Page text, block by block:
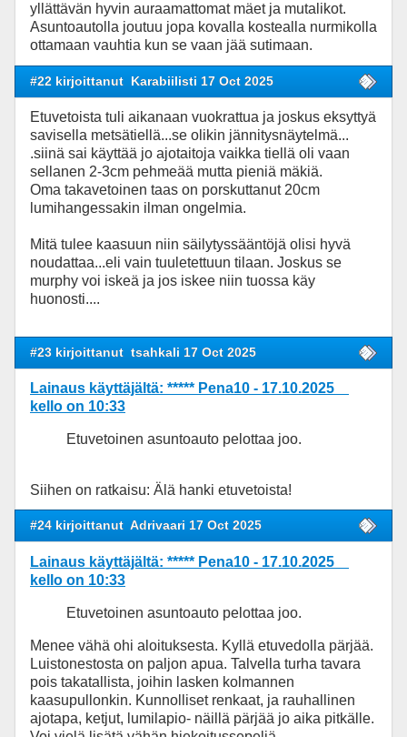
yllättävän hyvin auraamattomat mäet ja mutalikot.
Asuntoautolla joutuu jopa kovalla kostealla nurmikolla
ottamaan vauhtia kun se vaan jää sutimaan.
#22 kirjoittanut Karabiilisti 17 Oct 2025
Etuvetoista tuli aikanaan vuokrattua ja joskus eksyttyä
savisella metsätiellä...se olikin jännitysnäytelmä...
.siinä sai käyttää jo ajotaitoja vaikka tiellä oli vaan
sellanen 2-3cm pehmeää mutta pieniä mäkiä.
Oma takavetoinen taas on porskuttanut 20cm
lumihangessakin ilman ongelmia.
Mitä tulee kaasuun niin säilytyssääntöjä olisi hyvä
noudattaa...eli vain tuuletettuun tilaan. Joskus se
murphy voi iskeä ja jos iskee niin tuossa käy
huonosti....
#23 kirjoittanut tsahkali 17 Oct 2025
Lainaus käyttäjältä: ***** Pena10 - 17.10.2025
kello on 10:33
Etuvetoinen asuntoauto pelottaa joo.
Siihen on ratkaisu: Älä hanki etuvetoista!
#24 kirjoittanut Adrivaari 17 Oct 2025
Lainaus käyttäjältä: ***** Pena10 - 17.10.2025
kello on 10:33
Etuvetoinen asuntoauto pelottaa joo.
Menee vähä ohi aloituksesta. Kyllä etuvedolla pärjää.
Luistonestosta on paljon apua. Talvella turha tavara
pois takatallista, joihin lasken kolmannen
kaasupullonkin. Kunnolliset renkaat, ja rauhallinen
ajotapa, ketjut, lumilapio- näillä pärjää jo aika pitkälle.